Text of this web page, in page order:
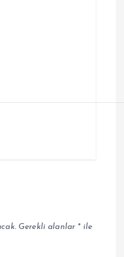
Gerekli alanlar *ile